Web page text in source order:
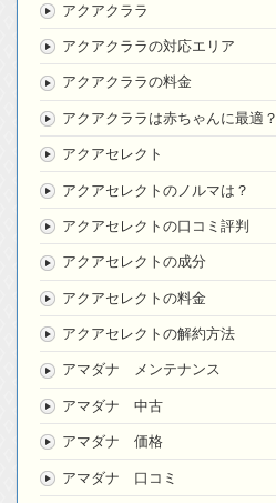
アクアクララ
アクアクララの対応エリア
アクアクララの料金
アクアクララは赤ちゃんに最適？
アクアセレクト
アクアセレクトのノルマは？
アクアセレクトの口コミ評判
アクアセレクトの成分
アクアセレクトの料金
アクアセレクトの解約方法
アマダナ メンテナンス
アマダナ 中古
アマダナ 価格
アマダナ 口コミ